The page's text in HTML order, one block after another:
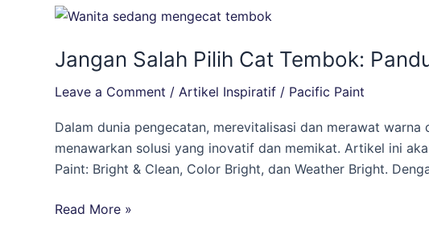
Jangan Salah Pilih Cat Tembok:
Leave a Comment / Artikel Inspiratif / Pacific Paint
Dalam dunia pengecatan, merevitalisasi dan merawat
menawarkan solusi yang inovatif dan memikat. Artikel ini
Paint: Bright & Clean, Color Bright, dan Weather Bright.
Jangan
Pilih
Tembok:
Panduan
Metrolite
dari
Read More »